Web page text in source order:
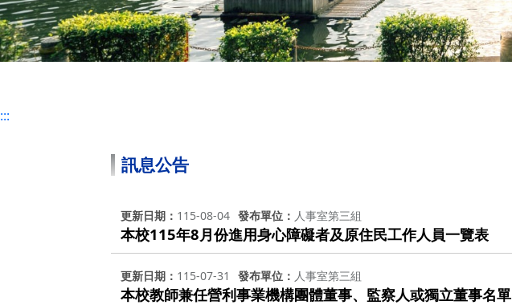
:::
訊息公告
更新日期 115-08-04 發布單位 人事室第三組
本校115年8月份進用身心障礙者及原住民工作人員一覽表
更新日期 115-07-31 發布單位 人事室第三組
本校教師兼任營利事業機構團體董事、監察人或獨立董事名單